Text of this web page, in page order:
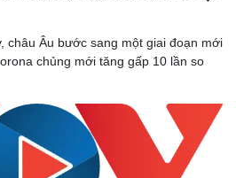
Ô tô - Xe máy
Ô tô
Tư vấn
châu Âu bước sang một giai đoạn mới
chủng mới tăng gấp 10 lần so